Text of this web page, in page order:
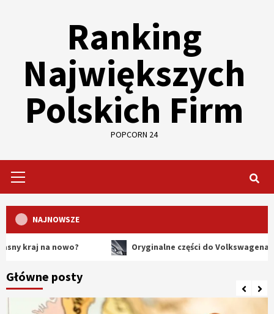
Ranking
Największych
Polskich Firm
POPCORN 24
Menu
NAJNOWSZE
na nowo? Oryginalne części do Volkswagena –
Główne posty